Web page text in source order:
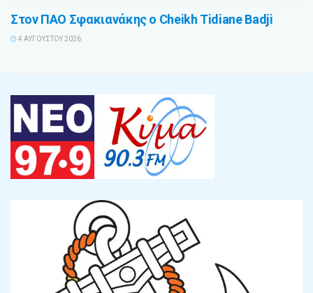
Στον ΠΑΟ Σφακιανάκης ο Cheikh Tidiane Badji
4 ΑΥΓΟΎΣΤΟΥ 2026